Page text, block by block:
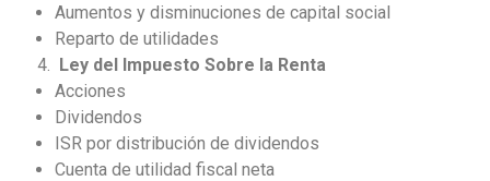
Aumentos y disminuciones de capital social
Reparto de utilidades
Ley del Impuesto Sobre la Renta
Acciones
Dividendos
ISR por distribución de dividendos
Cuenta de utilidad fiscal neta